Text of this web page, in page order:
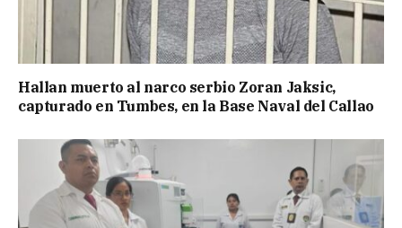
Hallan muerto al narco serbio Zoran Jaksic,
capturado en Tumbes, en la Base Naval del Callao